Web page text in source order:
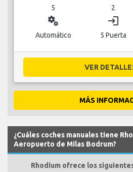
5 2
miscellaneous_services
Automático
login
5 Puerta
VER
MÁS
¿Cuáles coches manuales tiene
Aeropuerto de Milas Bodrum?
Rhodium ofrece los